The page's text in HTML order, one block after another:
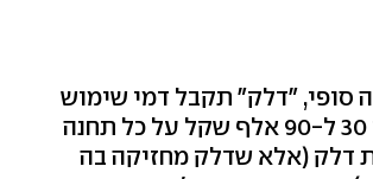
סופי, "דלק" תקבל דמי שימוש
שנתים של בין 30 ל-90 אלף שקל על כל תחנה
דלק (אלא שדלק מחזיקה בה